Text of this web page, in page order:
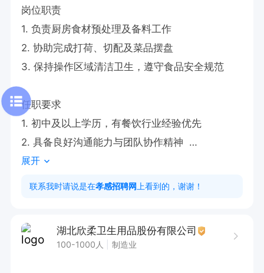
岗位职责
1. 负责厨房食材预处理及备料工作
2. 协助完成打荷、切配及菜品摆盘
3. 保持操作区域清洁卫生，遵守食品安全规范
任职要求
1. 初中及以上学历，有餐饮行业经验优先
2. 具备良好沟通能力与团队协作精神
3. 熟悉厨房基本操作流程
外，包吃住，交社保。
展开
联系我时请说是在孝感招聘网 上看到的，谢谢！
湖北欣柔卫生用品股份有限公司
100-1000人 制造业